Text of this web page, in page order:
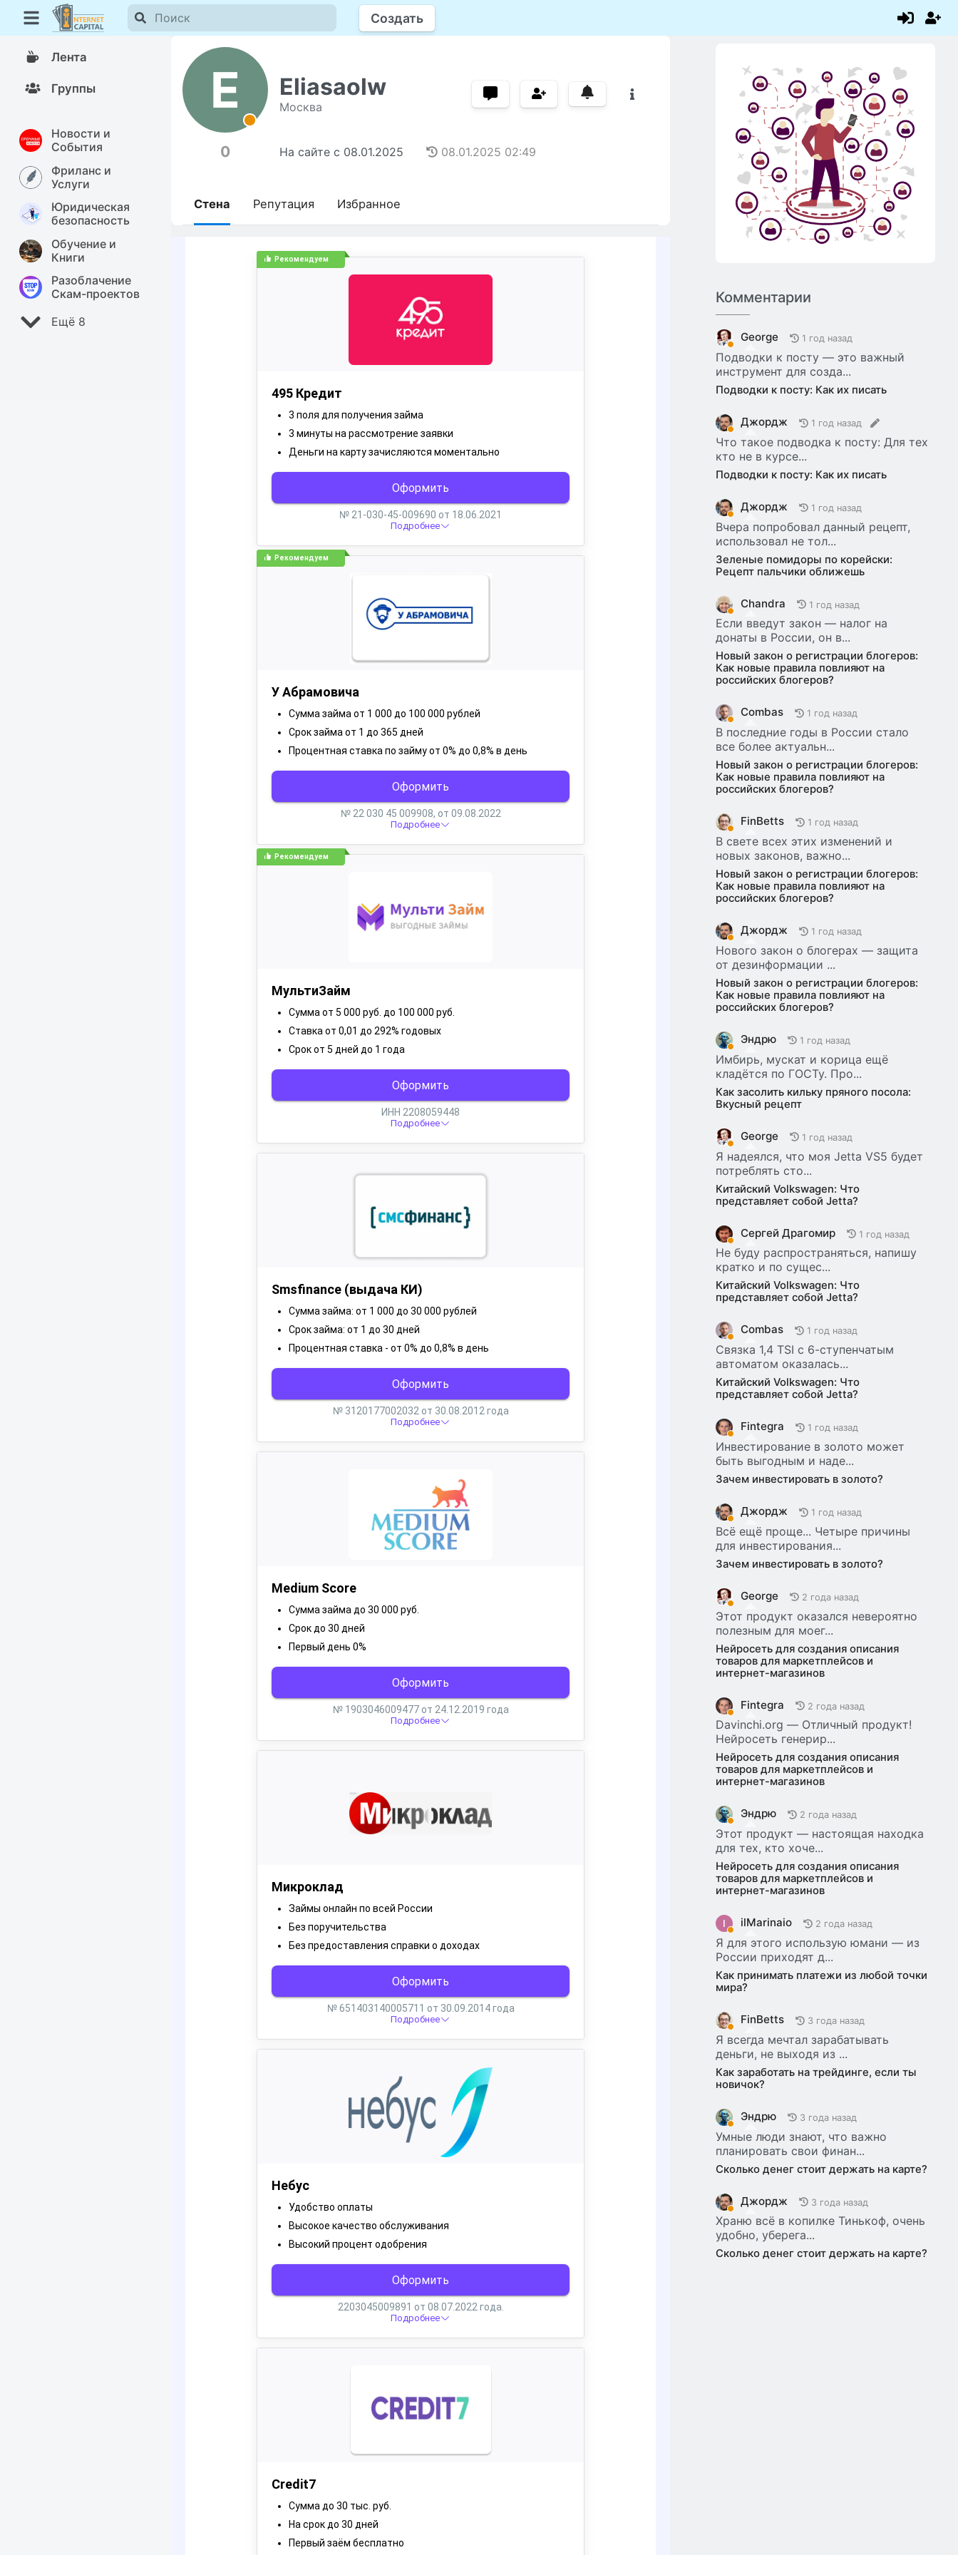
Создать
Лента
Группы
Новости и
События
Фриланс и
Услуги
Юридическая
безопасность
Обучение и
Книги
Разоблачение
Скам-проектов
Ещё 8
E Eliasaolw
Москва
0 На сайте с 08.01.2025 08.01.2025 02:49
Стена Репутация Избранное
Комментарии
George 1 год назад
Подводки к посту — это важный
инструмент для созда...
Подводки к посту: Как их писать
Джордж 1 год назад
Что такое подводка к посту: Для тех
кто не в курсе...
Подводки к посту: Как их писать
Джордж 1 год назад
Вчера попробовал данный рецепт,
использовал не тол...
Зеленые помидоры по корейски:
Рецепт пальчики оближешь
Chandra 1 год назад
Если введут закон — налог на
донаты в России, он в...
Новый закон о регистрации блогеров:
Как новые правила повлияют на
российских блогеров?
Combas 1 год назад
В последние годы в России стало
все более актуальн...
Новый закон о регистрации блогеров:
Как новые правила повлияют на
российских блогеров?
FinBetts 1 год назад
В свете всех этих изменений и
новых законов, важно...
Новый закон о регистрации блогеров:
Как новые правила повлияют на
российских блогеров?
Джордж 1 год назад
Нового закон о блогерах — защита
от дезинформации ...
Новый закон о регистрации блогеров:
Как новые правила повлияют на
российских блогеров?
Эндрю 1 год назад
Имбирь, мускат и корица ещё
кладётся по ГОСТу. Про...
Как засолить кильку пряного посола:
Вкусный рецепт
George 1 год назад
Я надеялся, что моя Jetta VS5 будет
потреблять сто...
Китайский Volkswagen: Что
представляет собой Jetta?
Сергей Драгомир 1 год назад
Не буду распространяться, напишу
кратко и по сущес...
Китайский Volkswagen: Что
представляет собой Jetta?
Combas 1 год назад
Связка 1,4 TSI с 6-ступенчатым
автоматом оказалась...
Китайский Volkswagen: Что
представляет собой Jetta?
Fintegra 1 год назад
Инвестирование в золото может
быть выгодным и наде...
Зачем инвестировать в золото?
Джордж 1 год назад
Всё ещё проще... Четыре причины
для инвестирования...
Зачем инвестировать в золото?
George 2 года назад
Этот продукт оказался невероятно
полезным для моег...
Нейросеть для создания описания
товаров для маркетплейсов и
интернет-магазинов
Fintegra 2 года назад
Davinchi.org — Отличный продукт!
Нейросеть генерир...
Нейросеть для создания описания
товаров для маркетплейсов и
интернет-магазинов
Эндрю 2 года назад
Этот продукт — настоящая находка
для тех, кто хоче...
Нейросеть для создания описания
товаров для маркетплейсов и
интернет-магазинов
I ilMarinaio 2 года назад
Я для этого использую юмани — из
России приходят д...
Как принимать платежи из любой точки
мира?
FinBetts 3 года назад
Я всегда мечтал зарабатывать
деньги, не выходя из ...
Как заработать на трейдинге, если ты
новичок?
Эндрю 3 года назад
Умные люди знают, что важно
планировать свои финан...
Сколько денег стоит держать на карте?
Джордж 3 года назад
Храню всё в копилке Тинькоф, очень
удобно, уберега...
Сколько денег стоит держать на карте?